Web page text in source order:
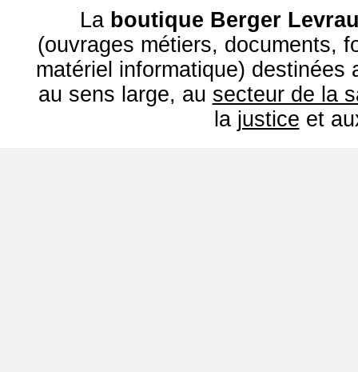
La boutique Berger
(ouvrages métiers, documents,
matériel informatique) destinées
au sens large, au secteur de la
la justice et